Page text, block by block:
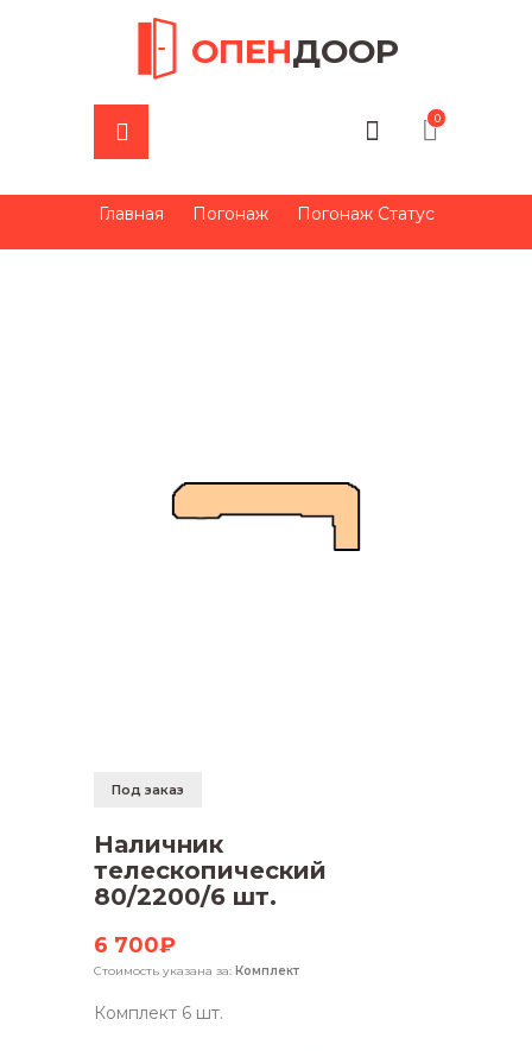
ОПЕНДООР
0
Главная Погонаж Погонаж Статус
Под заказ
Наличник
телескопический
80/2200/6 шт.
6 700₽
Стоимость указана за: Комплект
Комплект 6 шт.